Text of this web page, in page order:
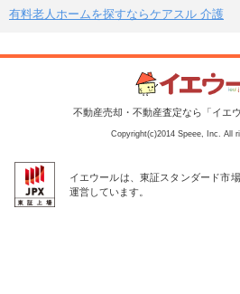
有料老人ホームを探すならケアスル 介護
不動産売却・不動産査定なら「イエ
Copyright(c)2014 Speee, Inc. All
イエウールは、東証スタンダード市
運営しています。